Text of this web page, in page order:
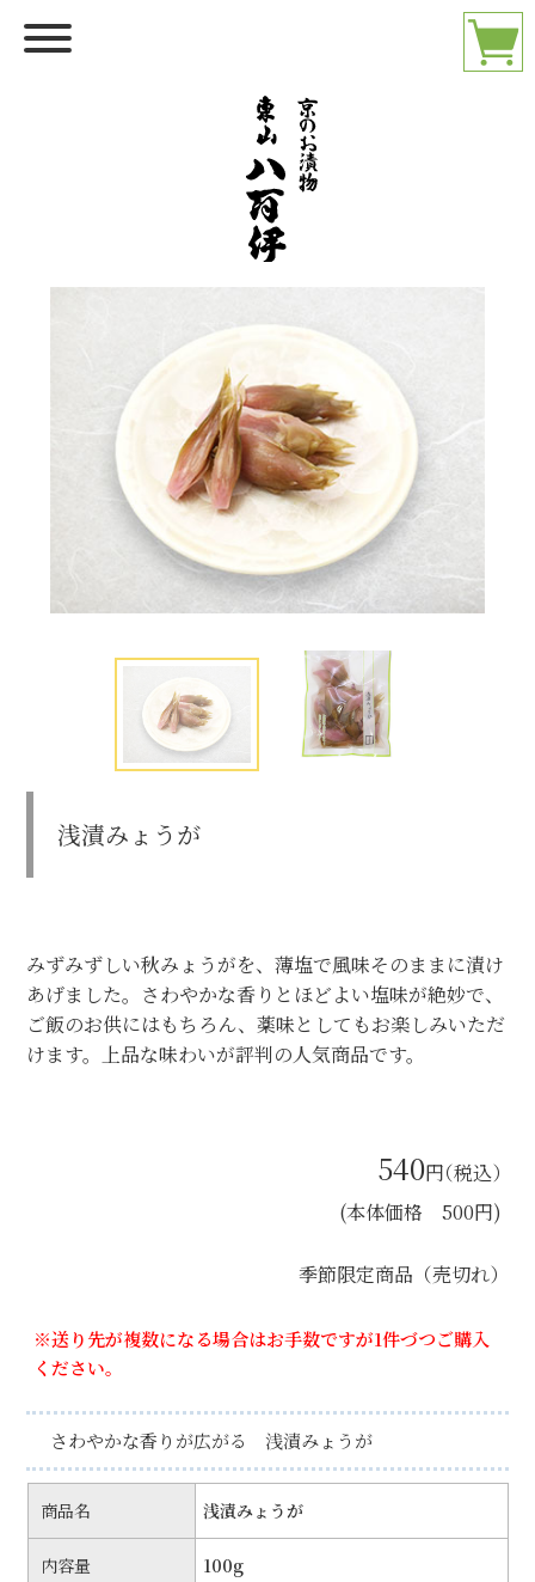
浅漬みょうが
みずみずしい秋みょうがを、薄塩で風味そのままに漬け
あげました。さわやかな香りとほどよい塩味が絶妙で、
ご飯のお供にはもちろん、薬味としてもお楽しみいただ
けます。上品な味わいが評判の人気商品です。
540円（税込）
(本体価格 500円)
季節限定商品（売切れ）
※送り先が複数になる場合はお手数ですが1件づつご購入
ください。
さわやかな香りが広がる 浅漬みょうが
商品名 浅漬みょうが
内容量 100g